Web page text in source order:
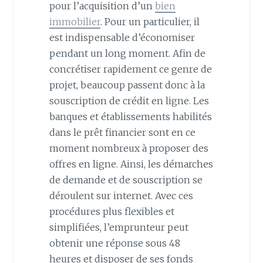
pour l’acquisition d’un bien
immobilier. Pour un particulier, il
est indispensable d’économiser
pendant un long moment. Afin de
concrétiser rapidement ce genre de
projet, beaucoup passent donc à la
souscription de crédit en ligne. Les
banques et établissements habilités
dans le prêt financier sont en ce
moment nombreux à proposer des
offres en ligne. Ainsi, les démarches
de demande et de souscription se
déroulent sur internet. Avec ces
procédures plus flexibles et
simplifiées, l’emprunteur peut
obtenir une réponse sous 48
heures et disposer de ses fonds